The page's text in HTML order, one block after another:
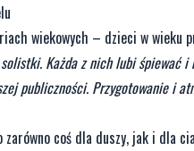
wiekowych – dzieci w wieku
Każda z nich lubi
publiczności. Przygotowanie i
zarówno coś dla duszy, jak i